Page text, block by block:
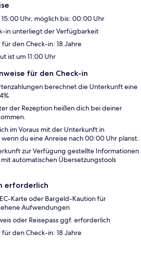
Uhr, möglich bis: 00:00 Uhr
in unterliegt der Verfügbarkeit
den Check-in: 18 Jahre
ist um 11:00 Uhr
für den Check-in
berechnet die Unterkunft eine
der Rezeption heißen dich bei deiner
im Voraus mit der Unterkunft in
du eine Anreise nach 00:00 Uhr planst.
zur Verfügung gestellte Informationen
automatischen Übersetzungstools
erforderlich
Karte oder Bargeld-Kaution für
Aufwendungen
oder Reisepass ggf. erforderlich
den Check-in: 18 Jahre